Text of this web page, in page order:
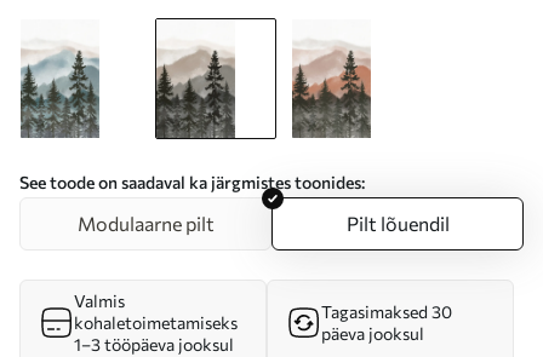
See toode on saadaval ka järgmistes toonides:
Modulaarne pilt Pilt lõuendil
Valmis
kohaletoimetamiseks
1–3 tööpäeva jooksul
Tagasimaksed 30
päeva jooksul